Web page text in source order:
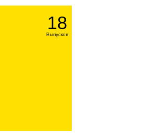
18
Выпусков